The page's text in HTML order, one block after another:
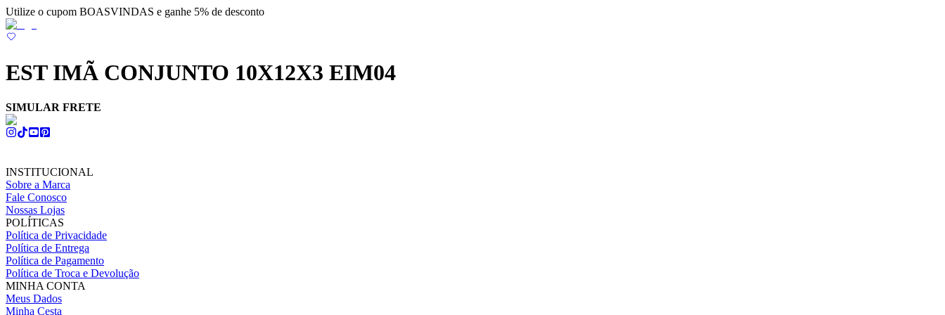
Utilize o cupom BOASVINDAS e ganhe 5% de desconto
EST IMÃ CONJUNTO 10X12X3 EIM04
SIMULAR FRETE
INSTITUCIONAL
Sobre a Marca
Fale Conosco
Nossas Lojas
POLÍTICAS
Política de Privacidade
Política de Entrega
Política de Pagamento
Política de Troca e Devolução
MINHA CONTA
Meus Dados
Minha Cesta